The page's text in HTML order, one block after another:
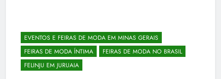
EVENTOS E FEIRAS DE MODA EM MINAS GERAIS
FEIRAS DE MODA ÍNTIMA
FEIRAS DE MODA NO BRASIL
FELINJU EM JURUAIA